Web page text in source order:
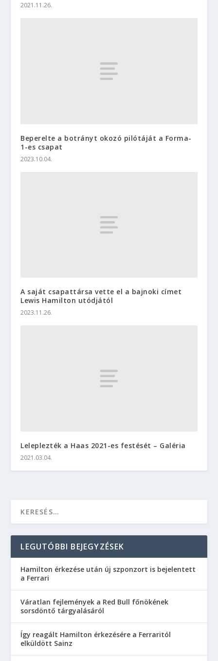
2021.11.26.
Beperelte a botrányt okozó pilótáját a Forma-
1-es csapat
2023.10.04.
A saját csapattársa vette el a bajnoki címet
Lewis Hamilton utódjától
2023.11.26.
Leleplezték a Haas 2021-es festését – Galéria
2021.03.04.
LEGUTÓBBI BEJEGYZÉSEK
Hamilton érkezése után új szponzort is bejelentett
a Ferrari
Váratlan fejlemények a Red Bull főnökének
sorsdöntő tárgyalásáról
Így reagált Hamilton érkezésére a Ferraritól
elküldött Sainz